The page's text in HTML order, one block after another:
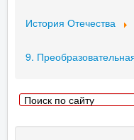
История Отечества
9.